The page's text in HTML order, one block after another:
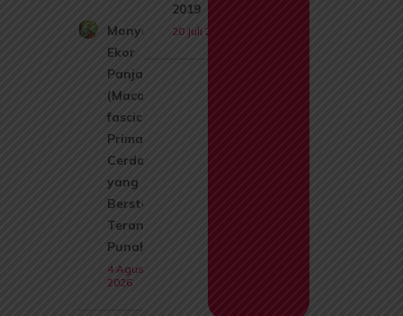
Monyet
Ekor
Panjang
(Macaca
fascicularis):
Primata
Cerdas
yang Kini
Berstatus
Terancam
Punah
4 Agustus
2026
2019
20 Juli 2026